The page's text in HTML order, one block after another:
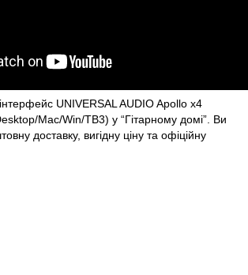
UNIVERSAL AUDIO Apollo x4
Mac/Win/TB3) у “Гітарному домі”. Ви
доставку, вигідну ціну та офіційну